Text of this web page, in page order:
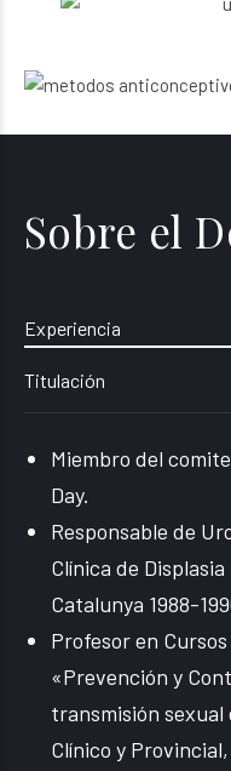
Sobre el
Experiencia
Titulación
Miembro del
Day.
Responsable de
Clínica de
Catalunya 1988-
Profesor en
«Prevención y
transmisión sexual
Clínico y